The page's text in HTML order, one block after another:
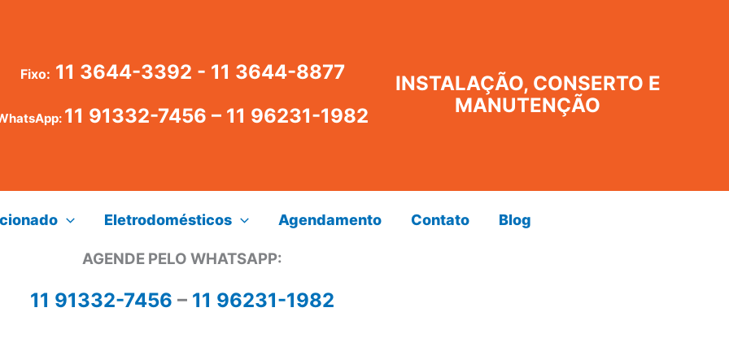
Fixo: 11 3644-3392 - 11 3644-8877
11 91332-7456 – 11 96231-1982
INSTALAÇÃO, CONSERTO E
MANUTENÇÃO
Eletrodomésticos Agendamento Contato Blog
AGENDE PELO WHATSAPP:
11 91332-7456 – 11 96231-1982